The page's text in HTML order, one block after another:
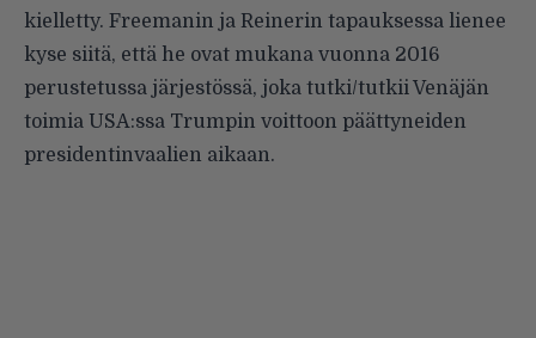
kielletty. Freemanin ja Reinerin tapauksessa lienee
kyse siitä, että he ovat mukana vuonna 2016
perustetussa järjestössä, joka tutki/tutkii Venäjän
toimia USA:ssa Trumpin voittoon päättyneiden
presidentinvaalien aikaan.